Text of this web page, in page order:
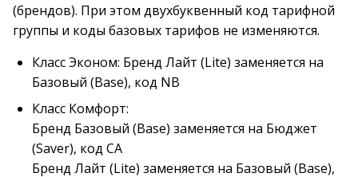
(брендов). При этом двухбуквенный код тарифной
группы и коды базовых тарифов не изменяются.
Класс Эконом: Бренд Лайт (Lite) заменяется на
Базовый (Base), код NB
Класс Комфорт:
Бренд Базовый (Base) заменяется на Бюджет
(Saver), код CA
Бренд Лайт (Lite) заменяется на Базовый (Base),